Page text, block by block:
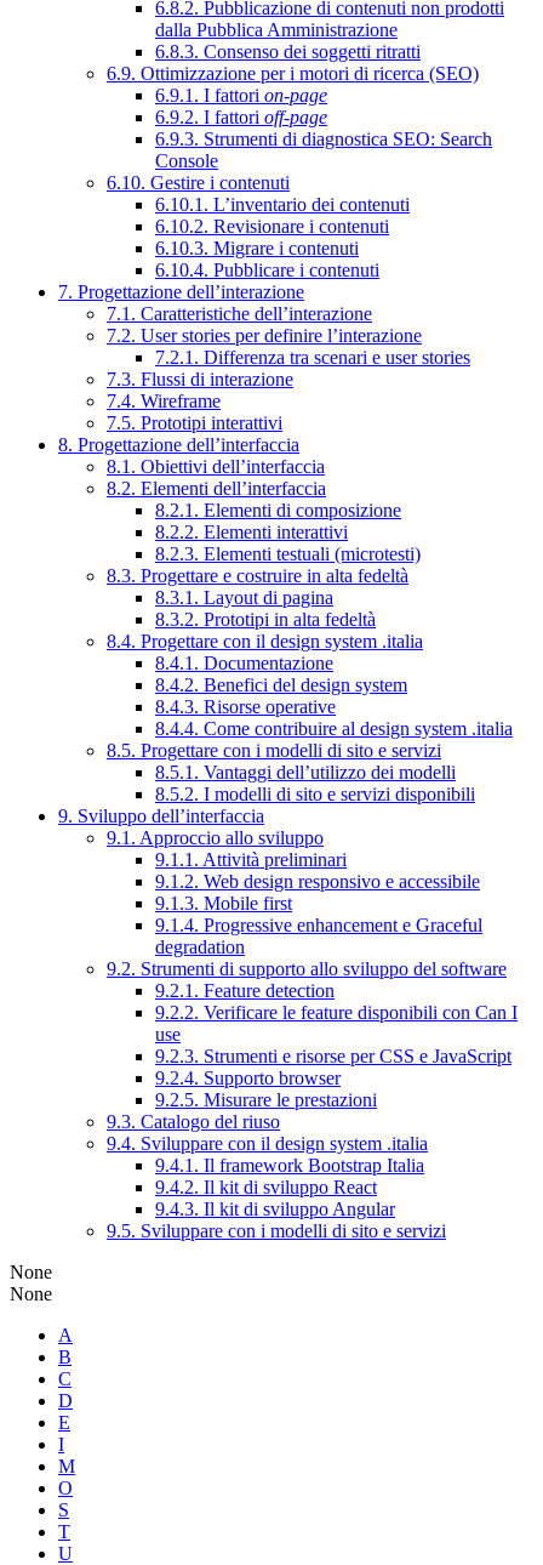
6.8.2. Pubblicazione di contenuti non prodotti
dalla Pubblica Amministrazione
6.8.3. Consenso dei soggetti ritratti
6.9. Ottimizzazione per i motori di ricerca (SEO)
6.9.1. I fattori on-page
6.9.2. I fattori off-page
6.9.3. Strumenti di diagnostica SEO: Search
Console
6.10. Gestire i contenuti
6.10.1. L’inventario dei contenuti
6.10.2. Revisionare i contenuti
6.10.3. Migrare i contenuti
6.10.4. Pubblicare i contenuti
7. Progettazione dell’interazione
7.1. Caratteristiche dell’interazione
7.2. User stories per definire l’interazione
7.2.1. Differenza tra scenari e user stories
7.3. Flussi di interazione
7.4. Wireframe
7.5. Prototipi interattivi
8. Progettazione dell’interfaccia
8.1. Obiettivi dell’interfaccia
8.2. Elementi dell’interfaccia
8.2.1. Elementi di composizione
8.2.2. Elementi interattivi
8.2.3. Elementi testuali (microtesti)
8.3. Progettare e costruire in alta fedeltà
8.3.1. Layout di pagina
8.3.2. Prototipi in alta fedeltà
8.4. Progettare con il design system .italia
8.4.1. Documentazione
8.4.2. Benefici del design system
8.4.3. Risorse operative
8.4.4. Come contribuire al design system .italia
8.5. Progettare con i modelli di sito e servizi
8.5.1. Vantaggi dell’utilizzo dei modelli
8.5.2. I modelli di sito e servizi disponibili
9. Sviluppo dell’interfaccia
9.1. Approccio allo sviluppo
9.1.1. Attività preliminari
9.1.2. Web design responsivo e accessibile
9.1.3. Mobile first
9.1.4. Progressive enhancement e Graceful
degradation
9.2. Strumenti di supporto allo sviluppo del software
9.2.1. Feature detection
9.2.2. Verificare le feature disponibili con Can I
use
9.2.3. Strumenti e risorse per CSS e JavaScript
9.2.4. Supporto browser
9.2.5. Misurare le prestazioni
9.3. Catalogo del riuso
9.4. Sviluppare con il design system .italia
9.4.1. Il framework Bootstrap Italia
9.4.2. Il kit di sviluppo React
9.4.3. Il kit di sviluppo Angular
9.5. Sviluppare con i modelli di sito e servizi
None
None
A
B
C
D
E
I
M
O
S
T
U